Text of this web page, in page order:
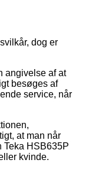
dog er
angivelse af at
besøges af
service, når
at man når
Teka HSB635P
kvinde.